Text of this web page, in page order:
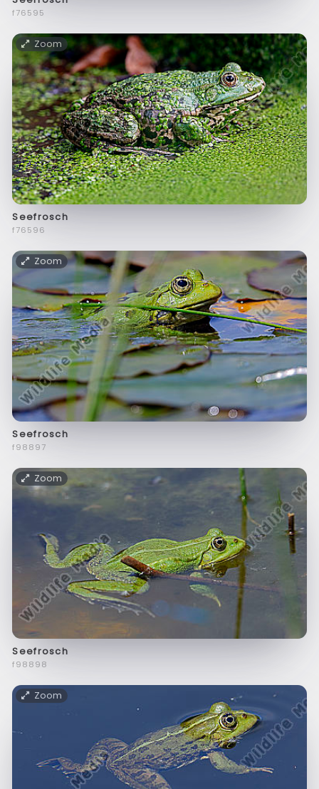
f76595
Zoom
Seefrosch
f76596
Zoom
Seefrosch
f98897
Zoom
Seefrosch
f98898
Zoom